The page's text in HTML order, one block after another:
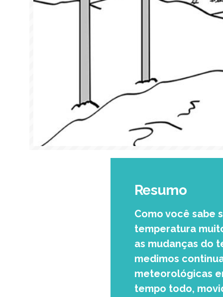
Resumo
Como você sabe
temperatura
as mudanças do
medimos
meteorológicas
tempo todo,